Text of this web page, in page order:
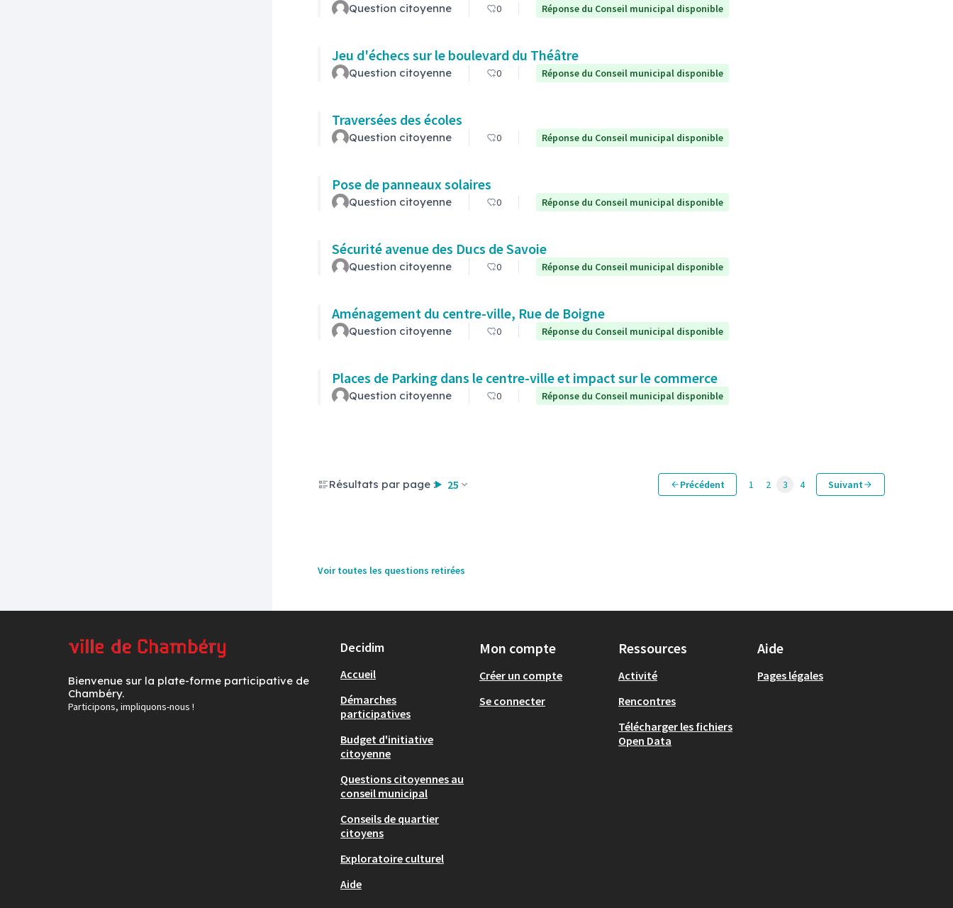
Question citoyenne 0 Réponse du Conseil municipal disponible
Jeu d'échecs sur le boulevard du Théâtre
Question citoyenne 0 Réponse du Conseil municipal disponible
Traversées des écoles
Question citoyenne 0 Réponse du Conseil municipal disponible
Pose de panneaux solaires
Question citoyenne 0 Réponse du Conseil municipal disponible
Sécurité avenue des Ducs de Savoie
Question citoyenne 0 Réponse du Conseil municipal disponible
Aménagement du centre-ville, Rue de Boigne
Question citoyenne 0 Réponse du Conseil municipal disponible
Places de Parking dans le centre-ville et impact sur le commerce
Question citoyenne 0 Réponse du Conseil municipal disponible
Résultats par page : 25 Précédent 1 2 3 4 Suivant
Voir toutes les questions retirées
Bienvenue sur la plate-forme participative de
Chambéry.
Participons, impliquons-nous !
Decidim
Accueil
Démarches
participatives
Budget d'initiative
citoyenne
Questions citoyennes au
conseil municipal
Conseils de quartier
citoyens
Exploratoire culturel
Aide
Mon compte
Créer un compte
Se connecter
Ressources
Activité
Rencontres
Télécharger les fichiers
Open Data
Aide
Pages légales